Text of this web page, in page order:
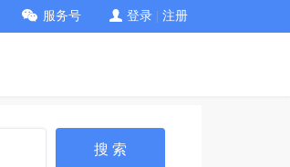
服务号 登录 注册
搜 索